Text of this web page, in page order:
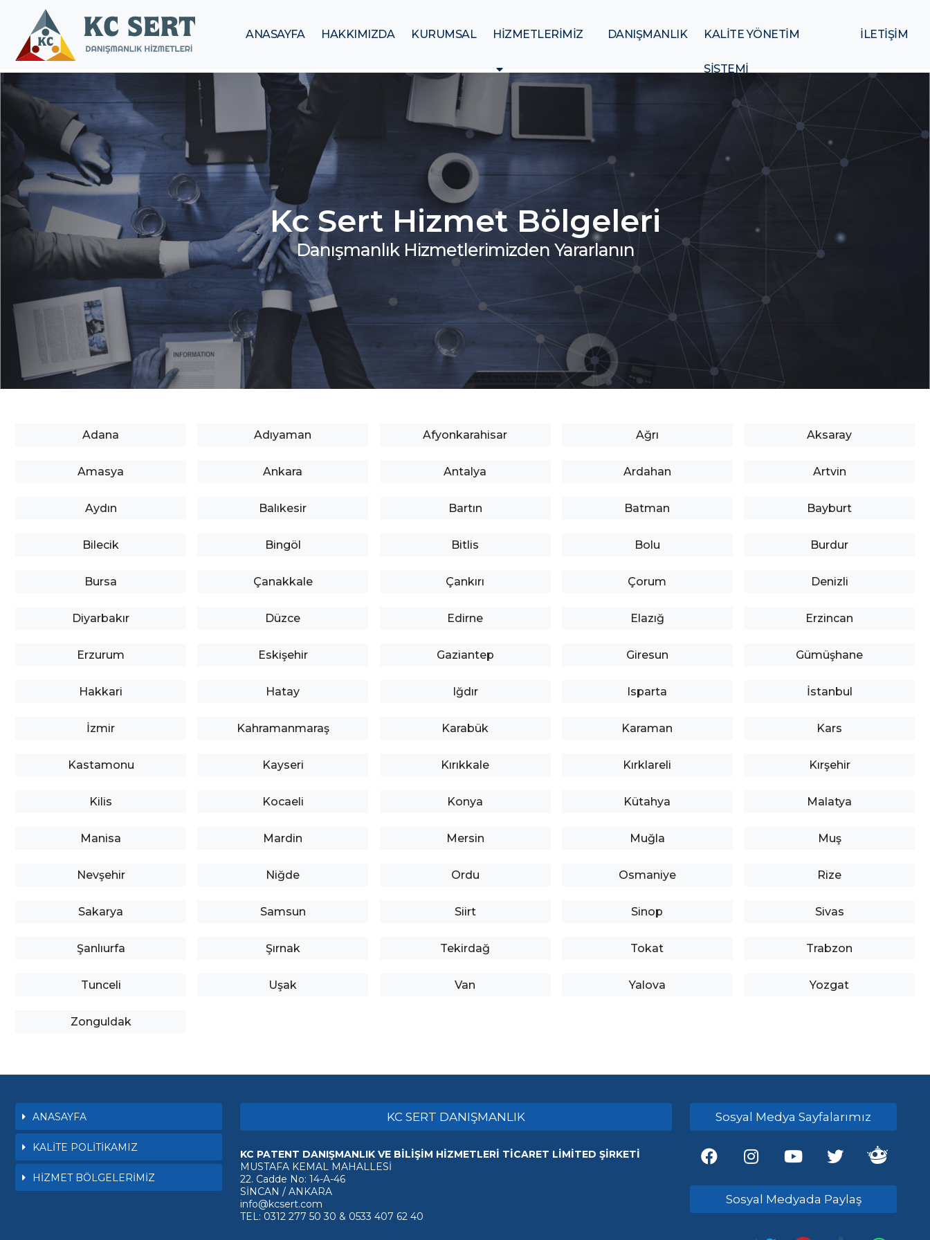
ANASAYFA
HAKKIMIZDA
KURUMSAL
HİZMETLERİMİZ
DANIŞMANLIK
KALİTE
SİSTEMİ
ANASAYFA HAKKIMIZDA KURUMSAL HİZMETLERİMİZ DANIŞMANLIK KALİTE YÖNETİM
SİSTEMİ
İLETİŞİM
Kc Sert Hizmet Bölgeleri
Danışmanlık Hizmetlerimizden Yararlanın
Adana Adıyaman Afyonkarahisar Ağrı Aksaray
Amasya Ankara Antalya Ardahan Artvin
Aydın Balıkesir Bartın Batman Bayburt
Bilecik Bingöl Bitlis Bolu Burdur
Bursa Çanakkale Çankırı Çorum Denizli
Diyarbakır Düzce Edirne Elazığ Erzincan
Erzurum Eskişehir Gaziantep Giresun Gümüşhane
Hakkari Hatay Iğdır Isparta İstanbul
İzmir Kahramanmaraş Karabük Karaman Kars
Kastamonu Kayseri Kırıkkale Kırklareli Kırşehir
Kilis Kocaeli Konya Kütahya Malatya
Manisa Mardin Mersin Muğla Muş
Nevşehir Niğde Ordu Osmaniye Rize
Sakarya Samsun Siirt Sinop Sivas
Şanlıurfa Şırnak Tekirdağ Tokat Trabzon
Tunceli Uşak Van Yalova Yozgat
Zonguldak
ANASAYFA
KALİTE POLİTİKAMIZ
HİZMET BÖLGELERİMİZ
KC SERT DANIŞMANLIK
KC PATENT DANIŞMANLIK VE BİLİŞİM HİZMETLERİ TİCARET LİMİTED ŞİRKETİ
MUSTAFA KEMAL MAHALLESİ
22. Cadde No: 14-A-46
SİNCAN / ANKARA
info@kcsert.com
TEL: 0312 277 50 30 & 0533 407 62 40
Sosyal Medya Sayfalarımız
Sosyal Medyada Paylaş